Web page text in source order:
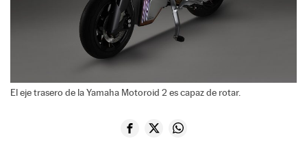
El eje trasero de la Yamaha Motoroid 2 es capaz de rotar.